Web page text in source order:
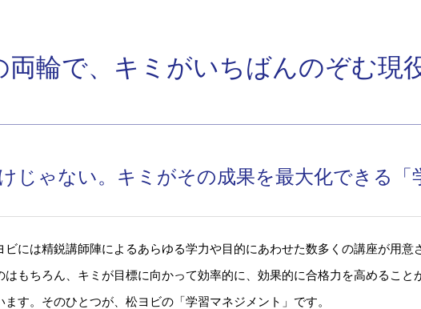
両輪で、キミがいちばんのぞむ現
じゃない。キミがその成果を最大化できる「
には精鋭講師陣によるあらゆる学力や目的にあわせた数多くの講座が用意
もちろん、キミが目標に向かって効率的に、効果的に合格力を高めること
す。そのひとつが、松ヨビの「学習マネジメント」です。